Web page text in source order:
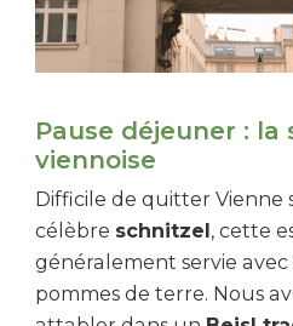
Pause déjeuner : la
viennoise
Difficile de quitter Vienne
célèbre schnitzel, cette
généralement servie
pommes de terre. Nous